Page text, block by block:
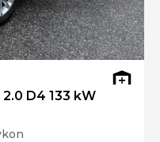
D4 133 kW